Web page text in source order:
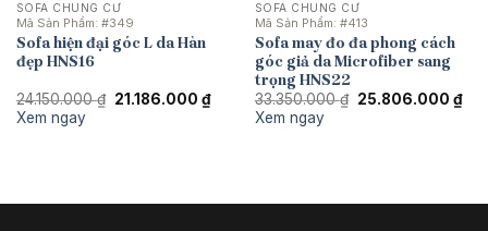
SOFA CHUNG CƯ
Mã Sản Phẩm: #349
Sofa hiện đại góc L da Hàn
đẹp HNS16
24.150.000₫ Giá
21.186.000 ₫Giá
hiện
Xem ngay
SOFA CHUNG CƯ
Mã Sản Phẩm: #413
Sofa may đo đa phong cách
góc giả da Microfiber sang
trọng HNS22
33.350.000₫ Giá
25.806.000 ₫Giá
Xem ngay